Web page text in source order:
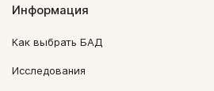
Информация
Как выбрать БАД
Исследования